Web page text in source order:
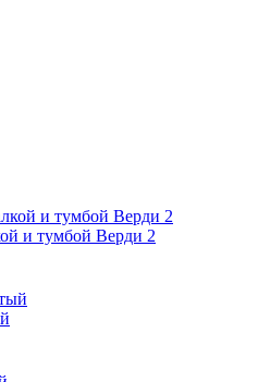
и тумбой Верди 2